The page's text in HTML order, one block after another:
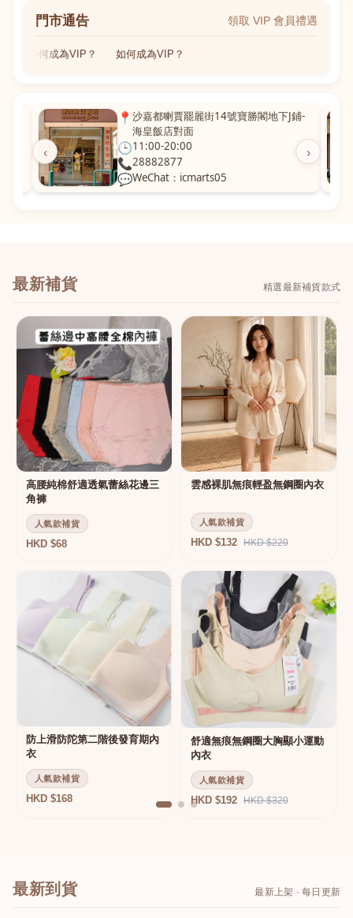
門市通告 領取 VIP 會員禮遇
如何成為VIP？ 如何成為VIP？
‹ ›
📍 沙嘉都喇賈罷麗街14號寶勝閣地下J鋪-
海皇飯店對面
🕒11:00-20:00
📞28882877
💬WeChat：icmarts05
最新補貨 精選最新補貨款式
高腰純棉舒適透氣蕾絲花邊三
角褲
人氣款補貨
HKD $68
雲感裸肌無痕輕盈無鋼圈內衣
人氣款補貨
HKD $132 HKD $220
防上滑防陀第二階後發育期內
衣
人氣款補貨
HKD $168
舒適無痕無鋼圈大胸顯小運動
內衣
人氣款補貨
HKD $192 HKD $320
最新到貨 最新上架 · 每日更新